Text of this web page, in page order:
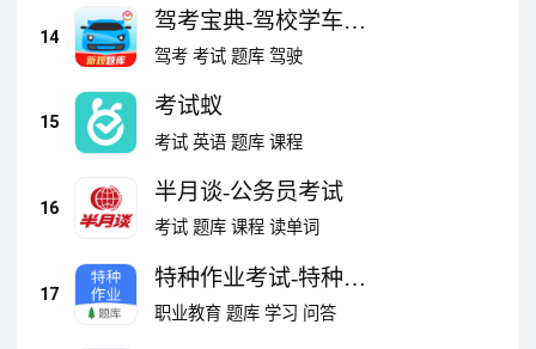
14
驾考宝典-驾校学车驾
照考试
驾考 考试 题库 驾驶
15
考试蚁
考试 英语 题库 课程
16
半月谈-公务员考试
考试 题库 课程 读单词
17
特种作业考试-特种设
备操作题库
职业教育 题库 学习 问答